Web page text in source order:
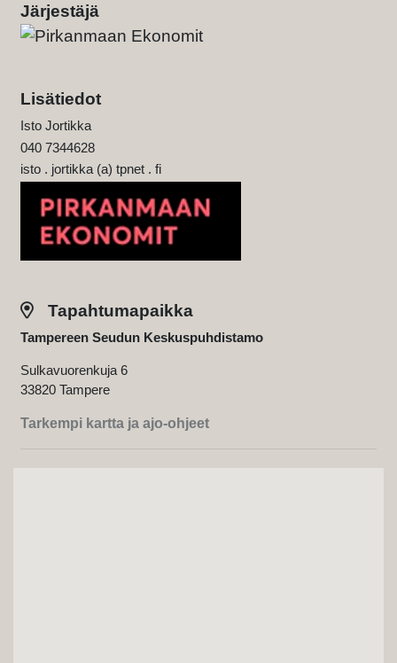
Järjestäjä
Lisätiedot
Isto Jortikka
040 7344628
isto . jortikka (a) tpnet . fi
Tapahtumapaikka
Tampereen Seudun Keskuspuhdistamo
Sulkavuorenkuja 6
33820 Tampere
Tarkempi kartta ja ajo-ohjeet